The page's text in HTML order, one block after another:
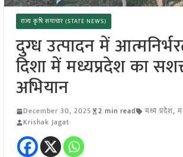
राज्य कृषि समाचार (STATE NEWS)
दुग्ध उत्पादन में
दिशा में मध्यप्रदेश का
अभियान
December 30, 2025 2 min read मध्य प्रदेश,
Krishak Jagat